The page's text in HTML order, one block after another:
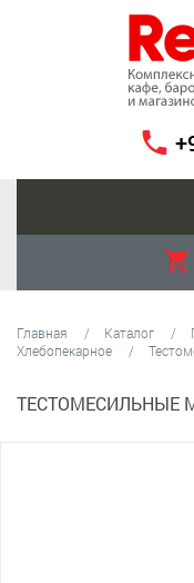
Главная Каталог
Хлебопекарное
ТЕСТОМЕСИЛЬНЫЕ